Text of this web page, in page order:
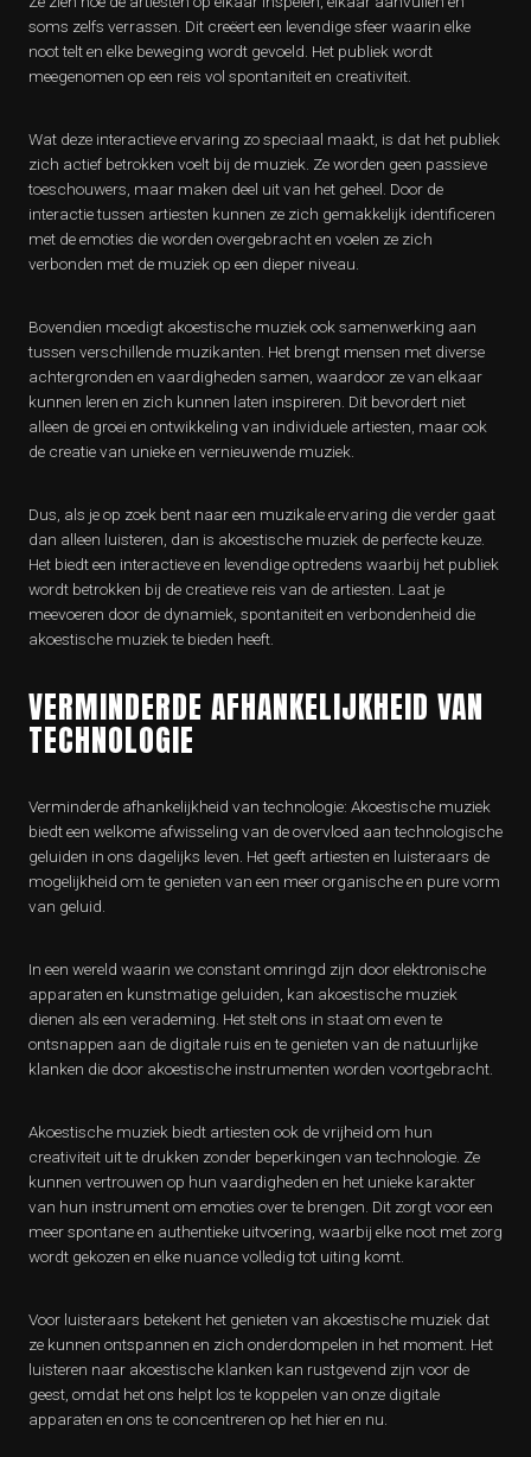
soms zelfs verrassen. Dit creëert een levendige sfeer waarin elke
noot telt en elke beweging wordt gevoeld. Het publiek wordt
meegenomen op een reis vol spontaniteit en creativiteit.
Wat deze interactieve ervaring zo speciaal maakt, is dat het publiek
zich actief betrokken voelt bij de muziek. Ze worden geen passieve
toeschouwers, maar maken deel uit van het geheel. Door de
interactie tussen artiesten kunnen ze zich gemakkelijk identificeren
met de emoties die worden overgebracht en voelen ze zich
verbonden met de muziek op een dieper niveau.
Bovendien moedigt akoestische muziek ook samenwerking aan
tussen verschillende muzikanten. Het brengt mensen met diverse
achtergronden en vaardigheden samen, waardoor ze van elkaar
kunnen leren en zich kunnen laten inspireren. Dit bevordert niet
alleen de groei en ontwikkeling van individuele artiesten, maar ook
de creatie van unieke en vernieuwende muziek.
Dus, als je op zoek bent naar een muzikale ervaring die verder gaat
dan alleen luisteren, dan is akoestische muziek de perfecte keuze.
Het biedt een interactieve en levendige optredens waarbij het publiek
wordt betrokken bij de creatieve reis van de artiesten. Laat je
meevoeren door de dynamiek, spontaniteit en verbondenheid die
akoestische muziek te bieden heeft.
VERMINDERDE AFHANKELIJKHEID VAN
TECHNOLOGIE
Verminderde afhankelijkheid van technologie: Akoestische muziek
biedt een welkome afwisseling van de overvloed aan technologische
geluiden in ons dagelijks leven. Het geeft artiesten en luisteraars de
mogelijkheid om te genieten van een meer organische en pure vorm
van geluid.
In een wereld waarin we constant omringd zijn door elektronische
apparaten en kunstmatige geluiden, kan akoestische muziek
dienen als een verademing. Het stelt ons in staat om even te
ontsnappen aan de digitale ruis en te genieten van de natuurlijke
klanken die door akoestische instrumenten worden voortgebracht.
Akoestische muziek biedt artiesten ook de vrijheid om hun
creativiteit uit te drukken zonder beperkingen van technologie. Ze
kunnen vertrouwen op hun vaardigheden en het unieke karakter
van hun instrument om emoties over te brengen. Dit zorgt voor een
meer spontane en authentieke uitvoering, waarbij elke noot met zorg
wordt gekozen en elke nuance volledig tot uiting komt.
Voor luisteraars betekent het genieten van akoestische muziek dat
ze kunnen ontspannen en zich onderdompelen in het moment. Het
luisteren naar akoestische klanken kan rustgevend zijn voor de
geest, omdat het ons helpt los te koppelen van onze digitale
apparaten en ons te concentreren op het hier en nu.